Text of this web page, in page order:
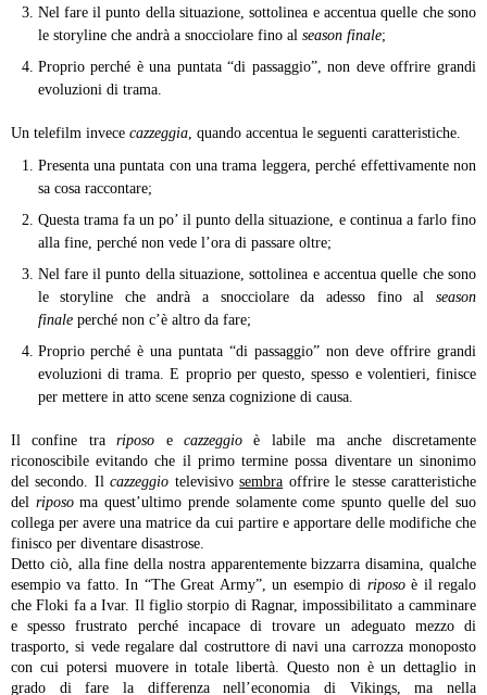
Nel fare il punto della situazione, sottolinea e accentua quelle che sono
le storyline che andrà a snocciolare fino al season finale;
Proprio perché è una puntata “di passaggio”, non deve offrire grandi
evoluzioni di trama.
Un telefilm invece cazzeggia, quando accentua le seguenti caratteristiche.
Presenta una puntata con una trama leggera, perché effettivamente non
sa cosa raccontare;
Questa trama fa un po’ il punto della situazione, e continua a farlo fino
alla fine, perché non vede l’ora di passare oltre;
Nel fare il punto della situazione, sottolinea e accentua quelle che sono
le storyline che andrà a snocciolare da adesso fino al season
finale perché non c’è altro da fare;
Proprio perché è una puntata “di passaggio” non deve offrire grandi
evoluzioni di trama. E proprio per questo, spesso e volentieri, finisce
per mettere in atto scene senza cognizione di causa.
Il confine trariposo ecazzeggio è labile ma anche discretamente
riconoscibile evitando che il primo termine possa diventare un sinonimo
del secondo. Ilcazzeggio televisivosembra offrire le stesse caratteristiche
del riposoma quest’ultimo prende solamente come spunto quelle del suo
collega per avere una matrice da cui partire e apportare delle modifiche che
finisco per diventare disastrose.
Detto ciò, alla fine della nostra apparentemente bizzarra disamina, qualche
esempio va fatto. In “The Great Army”, un esempio di riposoè il regalo
che Floki fa a Ivar. Il figlio storpio di Ragnar, impossibilitato a camminare
e spesso frustrato perché incapace di trovare un adeguato mezzo di
trasporto, si vede regalare dal costruttore di navi una carrozza monoposto
con cui potersi muovere in totale libertà. Questo non è un dettaglio in
grado di fare la differenza nell’economia di Vikings, ma nella